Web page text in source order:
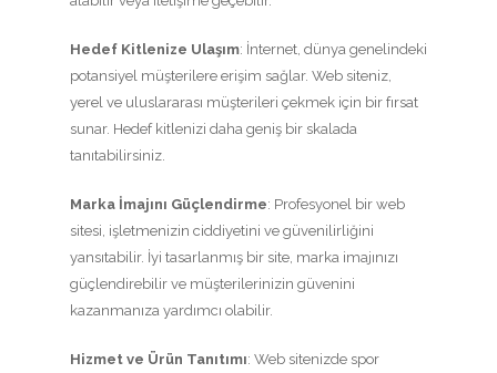
Hedef Kitlenize Ulaşım: İnternet, dünya genelindeki
potansiyel müşterilere erişim sağlar. Web siteniz,
yerel ve uluslararası müşterileri çekmek için bir fırsat
sunar. Hedef kitlenizi daha geniş bir skalada
tanıtabilirsiniz.
Marka İmajını Güçlendirme: Profesyonel bir web
sitesi, işletmenizin ciddiyetini ve güvenilirliğini
yansıtabilir. İyi tasarlanmış bir site, marka imajınızı
güçlendirebilir ve müşterilerinizin güvenini
kazanmanıza yardımcı olabilir.
Hizmet ve Ürün Tanıtımı: Web sitenizde spor